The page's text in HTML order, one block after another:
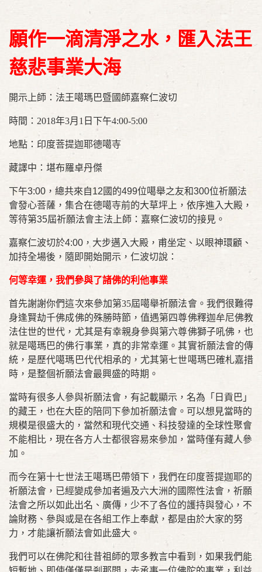
願作一滴清淨之水，匯入法王
慈悲事業大海
開示上師：法王噶瑪巴暨國師嘉察仁波切
時間：2018年3月1日下午4:00-5:00
地點：印度菩提迦耶德噶寺
藏譯中：堪布羅卓丹傑
下午3:00，總共來自12國的499位噶舉之友和300位祈願法
會發心菩薩，集合在德噶寺前的大草坪上，依序進入大殿，
等待第35屆祈願法會主法上師：嘉察仁波切的接見。
嘉察仁波切於4:00，大步邁入大殿，甫坐定、以眼神環顧、
加持全場後，隨即開始開示，仁波切說：
何等幸運，我們參與了諸佛的利他事業
首先謝謝你們這次來參加第35屆噶舉祈願法會。我們很難得
身逢賢劫千佛成佛的殊勝時節，值遇第四尊佛釋迦牟尼佛教
法住世的世代，尤其是有幸親身參與第六尊佛獅子吼佛，也
就是噶瑪巴的佛行事業，真的非常幸運。其實祈願法會的傳
統，是歷代噶瑪巴代代相承的，尤其第七世噶瑪巴確札嘉措
時，是整個祈願法會最興盛的時期。
當時有很多人參與祈願法會，有記載顯示，名為「日貢巴」
的藏王，也在大臣的陪同下參加祈願法會。可以想見當時的
規模是很盛大的，當然和現代交通、科技發達的全球性聚會
不能相比，現在各方人士都很容易來參加，當時僅有藏人參
加。
而今在第十七世法王噶瑪巴帶領下，我們在印度菩提迦耶的
祈願法會，已經變成參加者遍及六大洲的國際性法會，祈願
法會之所以如此出名、廣傳，少不了各位的護持與發心，不
論財務、參與或是在各組工作上奉獻，都是由於大家的努
力，才能讓祈願法會如此盛大。
我們可以在佛陀和往昔祖師的眾多教言中看到，如果我們能